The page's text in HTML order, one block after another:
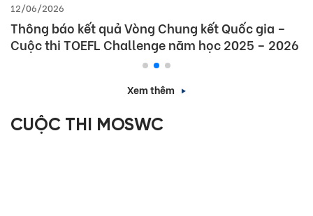
12/06/2026
Thông báo kết quả Vòng Chung kết Quốc gia –
Cuộc thi TOEFL Challenge năm học 2025 – 2026
Xem thêm
CUỘC THI MOSWC